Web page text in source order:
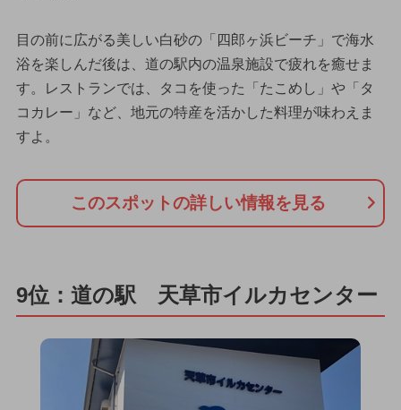
目の前に広がる美しい白砂の「四郎ヶ浜ビーチ」で海水
浴を楽しんだ後は、道の駅内の温泉施設で疲れを癒せま
す。レストランでは、タコを使った「たこめし」や「タ
コカレー」など、地元の特産を活かした料理が味わえま
すよ。
このスポットの詳しい情報を見る
9位：道の駅 天草市イルカセンター